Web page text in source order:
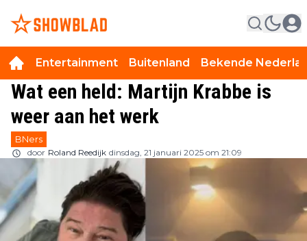
Entertainment Buitenland Bekende
Wat een held: Martijn Krabbe is
weer aan het werk
BNers
door Roland Reedijk dinsdag, 21 januari 2025 om 21:09